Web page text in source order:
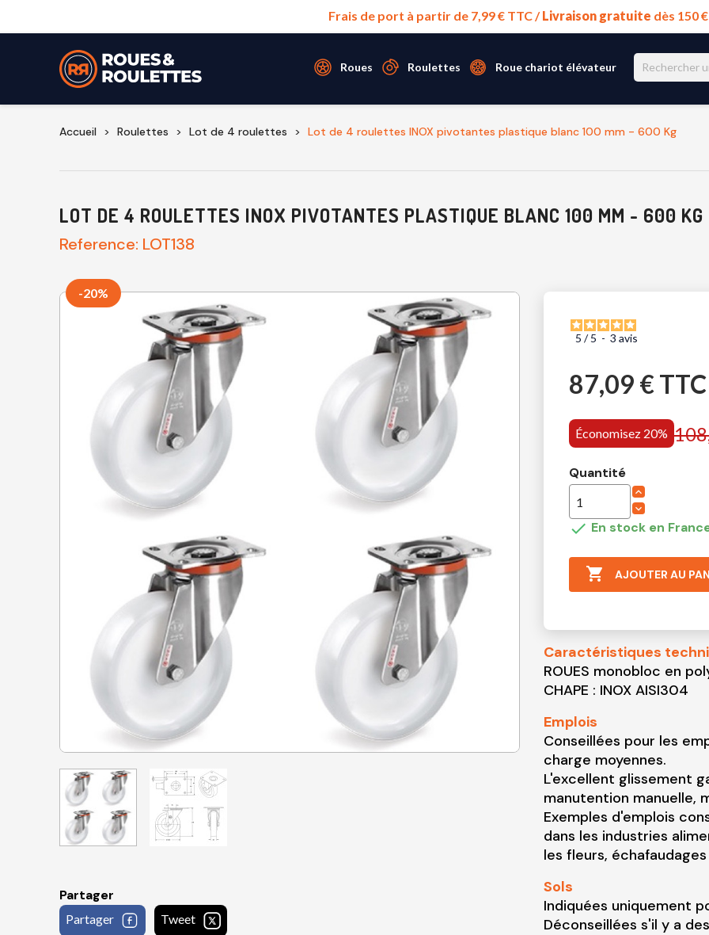
Frais de port à partir de 7,99 € TTC /Livraison gratuite dès 150
Roues Roulettes Roue chariot élévateur
Accueil Roulettes Lot de 4 roulettes Lot de 4 roulettes INOX pivotantes plastique blanc 100 mm - 600 Kg
LOT DE 4 ROULETTES INOX PIVOTANTES PLASTIQUE BLANC 100 MM - 600 KG
Reference: LOT138
-20%
Partager
Partager Tweet
5 / 5 - 3 avis
87,09 € TTC
Économisez 20%
Quantité
 En stock en
 AJOUTER AU
Caractéristiques
ROUES monobloc en
CHAPE : INOX AISI304
Emplois
Conseillées pour les
charge moyennes.
L'excellent glissement
manutention manuelle,
Exemples d'emplois
dans les industries
les fleurs,
Sols
Indiquées uniquement
Déconseillées s'il y a